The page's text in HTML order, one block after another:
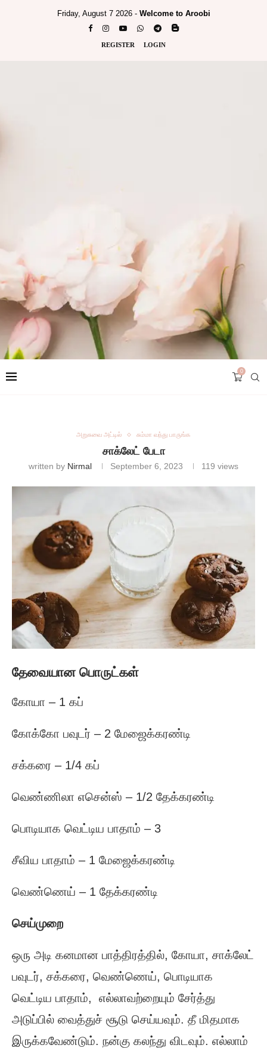
Friday, August 7 2026 - Welcome to Aroobi
REGISTER LOGIN
0
அறுசுவை அட்டில் சும்மா வந்து பாருங்க
சாக்லேட் பேடா
written by Nirmal September 6, 2023 119 views
தேவையான பொருட்கள்
கோயா – 1 கப்
கோக்கோ பவுடர் – 2 மேஜைக்கரண்டி
சக்கரை – 1/4 கப்
வெண்ணிலா எசென்ஸ் – 1/2 தேக்கரண்டி
பொடியாக வெட்டிய பாதாம் – 3
சீவிய பாதாம் – 1 மேஜைக்கரண்டி
வெண்ணெய் – 1 தேக்கரண்டி
செய்முறை
ஒரு அடி கனமான பாத்திரத்தில், கோயா, சாக்லேட்
பவுடர், சக்கரை, வெண்ணெய், பொடியாக
வெட்டிய பாதாம், எல்லாவற்றையும் சேர்த்து
அடுப்பில் வைத்துச் சூடு செய்யவும். தீ மிதமாக
இருக்கவேண்டும். நன்கு கலந்து விடவும். எல்லாம்